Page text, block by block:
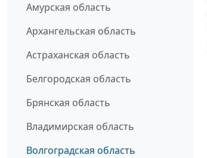
Амурская область
Архангельская область
Астраханская область
Белгородская область
Брянская область
Владимирская область
Волгоградская область